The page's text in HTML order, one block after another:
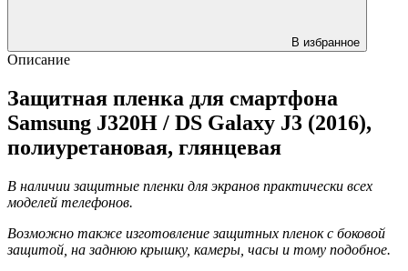
В избранное
Описание
Защитная пленка для смартфона
Samsung J320H / DS Galaxy J3 (2016),
полиуретановая, глянцевая
В наличии защитные пленки для экранов практически всех
моделей телефонов.
Возможно также изготовление защитных пленок с боковой
защитой, на заднюю крышку, камеры, часы и тому подобное.